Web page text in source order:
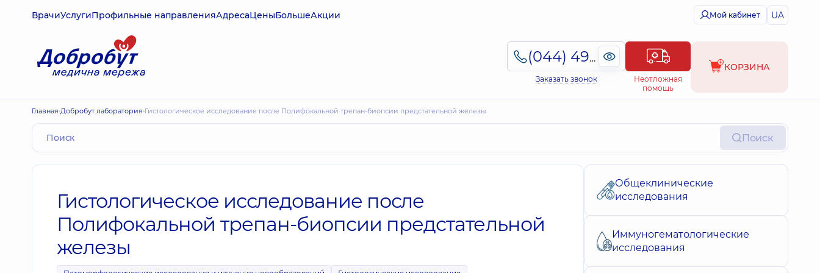
ВрачиУслугиПрофильные направленияАдресаЦеныБольшеАкции Мой кабинет UA
(044) 495-2-888
Заказать звонок
Неотложная
помощь
КОРЗИНА
Главная Добробут лаборатория Гистологическое исследование после Полифокальной трепан-биопсии предстательной железы
Поиск
Гистологическое исследование после
Полифокальной трепан-биопсии предстательной
железы
Общеклинические
исследования
Иммуногематологические
исследования